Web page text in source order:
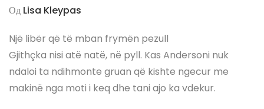
Од Lisa Kleypas
Një libër që të mban frymën pezull
Gjithçka nisi atë natë, në pyll. Kas Andersoni nuk
ndaloi ta ndihmonte gruan që kishte ngecur me
makinë nga moti i keq dhe tani ajo ka vdekur.